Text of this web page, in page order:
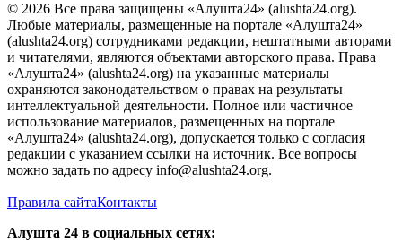
© 2026 Все права защищены «Алушта24» (alushta24.org).
Любые материалы, размещенные на портале «Алушта24»
(alushta24.org) сотрудниками редакции, нештатными авторами
и читателями, являются объектами авторского права. Права
«Алушта24» (alushta24.org) на указанные материалы
охраняются законодательством о правах на результаты
интеллектуальной деятельности. Полное или частичное
использование материалов, размещенных на портале
«Алушта24» (alushta24.org), допускается только с согласия
редакции с указанием ссылки на источник. Все вопросы
можно задать по адресу info@alushta24.org.
Правила сайтаКонтакты
Алушта 24 в социальных сетях: